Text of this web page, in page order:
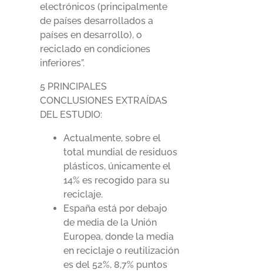
electrónicos (principalmente
de países desarrollados a
países en desarrollo), o
reciclado en condiciones
inferiores”.
5 PRINCIPALES
CONCLUSIONES EXTRAÍDAS
DEL ESTUDIO:
Actualmente, sobre el
total mundial de residuos
plásticos, únicamente el
14% es recogido para su
reciclaje.
España está por debajo
de media de la Unión
Europea, donde la media
en reciclaje o reutilización
es del 52%, 8,7% puntos